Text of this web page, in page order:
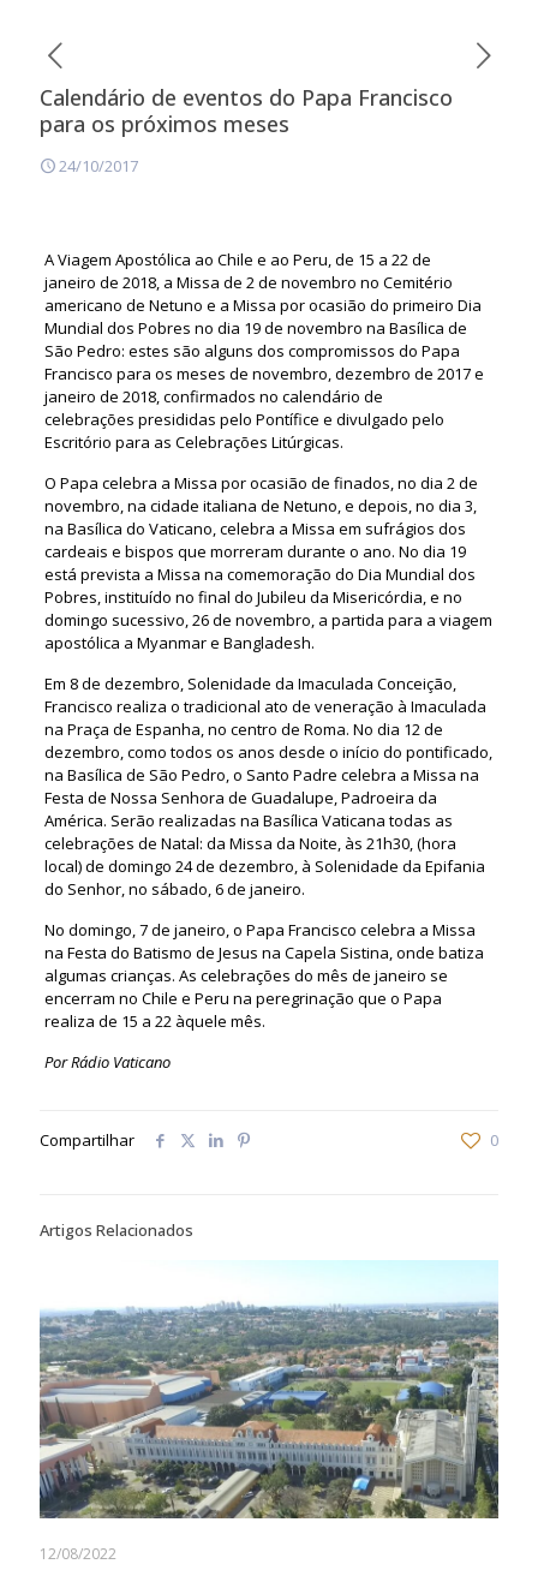
Calendário de eventos do Papa Francisco
para os próximos meses
24/10/2017
A Viagem Apostólica ao Chile e ao Peru, de 15 a 22 de
janeiro de 2018, a Missa de 2 de novembro no Cemitério
americano de Netuno e a Missa por ocasião do primeiro Dia
Mundial dos Pobres no dia 19 de novembro na Basílica de
São Pedro: estes são alguns dos compromissos do Papa
Francisco para os meses de novembro, dezembro de 2017 e
janeiro de 2018, confirmados no calendário de
celebrações presididas pelo Pontífice e divulgado pelo
Escritório para as Celebrações Litúrgicas.
O Papa celebra a Missa por ocasião de finados, no dia 2 de
novembro, na cidade italiana de Netuno, e depois, no dia 3,
na Basílica do Vaticano, celebra a Missa em sufrágios dos
cardeais e bispos que morreram durante o ano. No dia 19
está prevista a Missa na comemoração do Dia Mundial dos
Pobres, instituído no final do Jubileu da Misericórdia, e no
domingo sucessivo, 26 de novembro, a partida para a viagem
apostólica a Myanmar e Bangladesh.
Em 8 de dezembro, Solenidade da Imaculada Conceição,
Francisco realiza o tradicional ato de veneração à Imaculada
na Praça de Espanha, no centro de Roma. No dia 12 de
dezembro, como todos os anos desde o início do pontificado,
na Basílica de São Pedro, o Santo Padre celebra a Missa na
Festa de Nossa Senhora de Guadalupe, Padroeira da
América. Serão realizadas na Basílica Vaticana todas as
celebrações de Natal: da Missa da Noite, às 21h30, (hora
local) de domingo 24 de dezembro, à Solenidade da Epifania
do Senhor, no sábado, 6 de janeiro.
No domingo, 7 de janeiro, o Papa Francisco celebra a Missa
na Festa do Batismo de Jesus na Capela Sistina, onde batiza
algumas crianças. As celebrações do mês de janeiro se
encerram no Chile e Peru na peregrinação que o Papa
realiza de 15 a 22 àquele mês.
Por Rádio Vaticano
Compartilhar 0
Artigos Relacionados
12/08/2022